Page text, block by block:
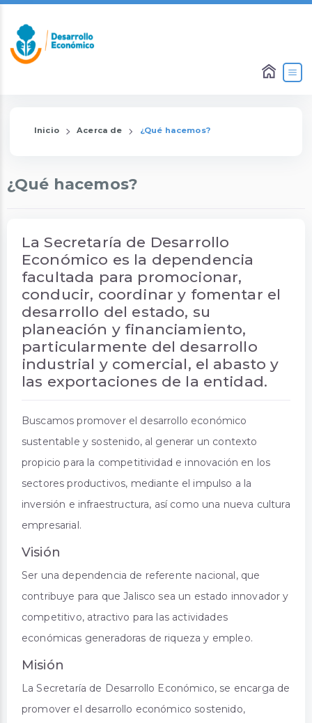
Inicio Acerca de ¿Qué hacemos?
¿Qué hacemos?
La Secretaría de Desarrollo
Económico es la dependencia
facultada para promocionar,
conducir, coordinar y fomentar el
desarrollo del estado, su
planeación y financiamiento,
particularmente del desarrollo
industrial y comercial, el abasto y
las exportaciones de la entidad.
Buscamos promover el desarrollo económico
sustentable y sostenido, al generar un contexto
propicio para la competitividad e innovación en los
sectores productivos, mediante el impulso a la
inversión e infraestructura, así como una nueva cultura
empresarial.
Visión
Ser una dependencia de referente nacional, que
contribuye para que Jalisco sea un estado innovador y
competitivo, atractivo para las actividades
económicas generadoras de riqueza y empleo.
Misión
La Secretaría de Desarrollo Económico, se encarga de
promover el desarrollo económico sostenido,